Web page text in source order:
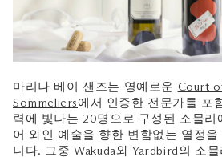
마리나 베이 샌즈는 영예로운 Court
Sommeliers 에서 인증한 전문가를 포
력에 빛나는 20명으로 구성된 소믈리
어 와인 예술을 향한 변함없는 열정을
니다. 그중 Wakuda와 Yardbird의 소